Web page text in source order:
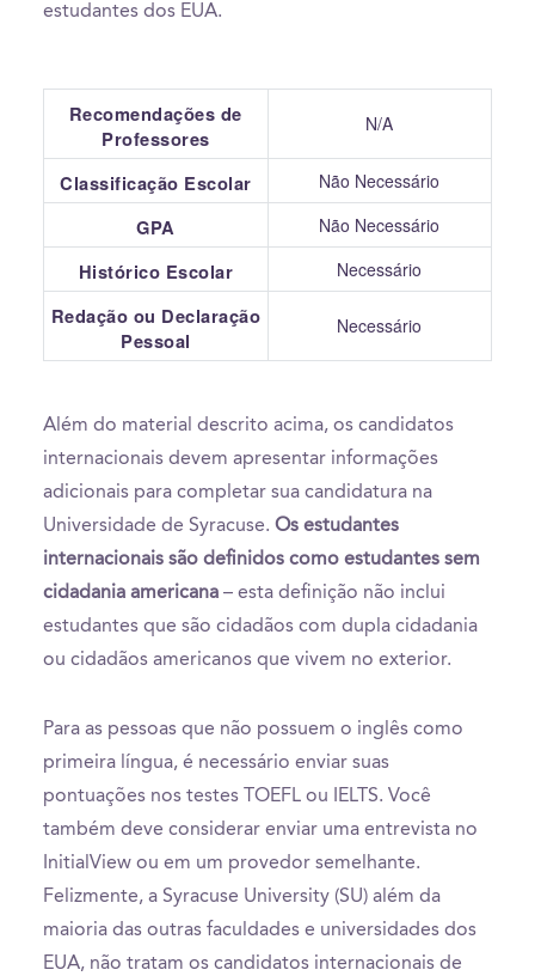
estudantes dos EUA.
Recomendações de
Professores
N/A
Classificação Escolar Não Necessário
GPA Não Necessário
Histórico Escolar Necessário
Redação ou Declaração
Pessoal
Necessário
Além do material descrito acima, os candidatos
internacionais devem apresentar informações
adicionais para completar sua candidatura na
Universidade de Syracuse. Os estudantes
internacionais são definidos como estudantes sem
cidadania americana – esta definição não inclui
estudantes que são cidadãos com dupla cidadania
ou cidadãos americanos que vivem no exterior.
Para as pessoas que não possuem o inglês como
primeira língua, é necessário enviar suas
pontuações nos testes TOEFL ou IELTS. Você
também deve considerar enviar uma entrevista no
InitialView ou em um provedor semelhante.
Felizmente, a Syracuse University (SU) além da
maioria das outras faculdades e universidades dos
EUA, não tratam os candidatos internacionais de